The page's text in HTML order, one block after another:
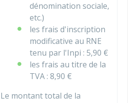
dénomination sociale,
etc.)
les frais d'inscription
modificative au RNE
tenu par l'Inpi : 5,90 €
les frais au titre de la
TVA : 8,90 €
Le montant total de la